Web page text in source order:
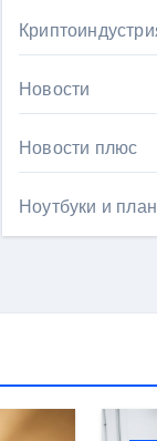
Новости
Новости плюс
Ноутбуки и